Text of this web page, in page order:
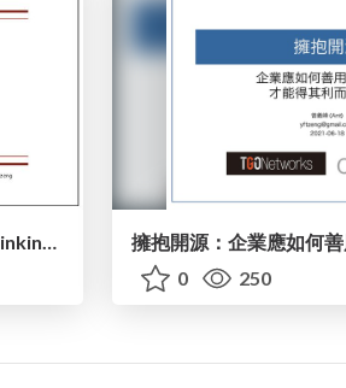
重新想像：如何做技術選型決策 / Rethinking : Technical Decision
0
250